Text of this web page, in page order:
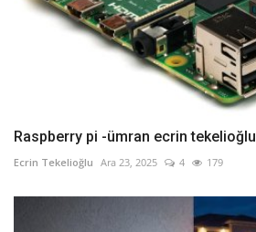
Raspberry pi -ümran ecrin tekelioğlu
Ecrin Tekelioğlu Ara 23, 2025 4 179